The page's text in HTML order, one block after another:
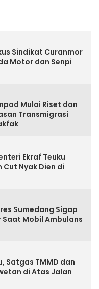
Sindikat Curanmor
Motor dan Senpi
Mulai Riset dan
Transmigrasi
Ekraf Teuku
Cut Nyak Dien di
Sumedang Sigap
Saat Mobil Ambulans
Satgas TMMD dan
di Atas Jalan